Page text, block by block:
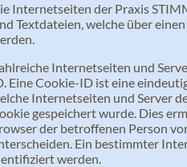
Internetseiten der Praxis
Textdateien, welche über
Internetseiten und
Eine Cookie-ID ist eine
Internetseiten und Server
gespeichert wurde. Dies
der betroffenen Person
Ein bestimmter
werden.